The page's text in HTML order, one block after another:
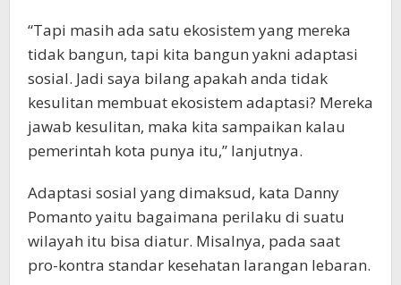
“Tapi masih ada satu ekosistem yang mereka
tidak bangun, tapi kita bangun yakni adaptasi
sosial. Jadi saya bilang apakah anda tidak
kesulitan membuat ekosistem adaptasi? Mereka
jawab kesulitan, maka kita sampaikan kalau
pemerintah kota punya itu,” lanjutnya.
Adaptasi sosial yang dimaksud, kata Danny
Pomanto yaitu bagaimana perilaku di suatu
wilayah itu bisa diatur. Misalnya, pada saat
pro-kontra standar kesehatan larangan lebaran.